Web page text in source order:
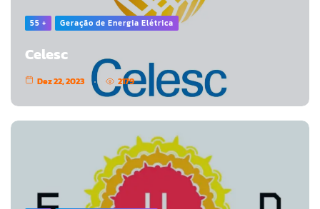
55 + Geração de Energia Elétrica
Celesc
Dez 22, 2023 2179